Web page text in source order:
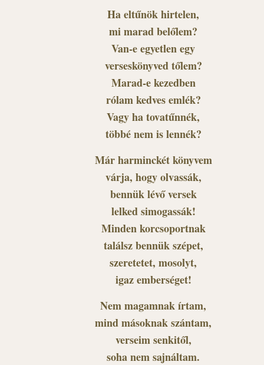
Ha eltűnök hirtelen,
mi marad belőlem?
Van-e egyetlen egy
verseskönyved tőlem?
Marad-e kezedben
rólam kedves emlék?
Vagy ha tovatűnnék,
többé nem is lennék?
Már harminckét könyvem
várja, hogy olvassák,
bennük lévő versek
lelked simogassák!
Minden korcsoportnak
találsz bennük szépet,
szeretetet, mosolyt,
igaz emberséget!
Nem magamnak írtam,
mind másoknak szántam,
verseim senkitől,
soha nem sajnáltam.